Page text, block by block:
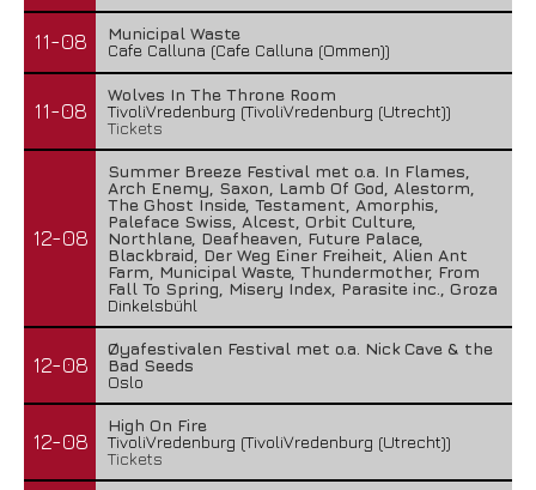
11-08
Municipal Waste
Cafe Calluna (Cafe Calluna (Ommen))
11-08
Wolves In The Throne Room
TivoliVredenburg (TivoliVredenburg (Utrecht))
Tickets
12-08
Summer Breeze Festival met o.a. In Flames,
Arch Enemy, Saxon, Lamb Of God, Alestorm,
The Ghost Inside, Testament, Amorphis,
Paleface Swiss, Alcest, Orbit Culture,
Northlane, Deafheaven, Future Palace,
Blackbraid, Der Weg Einer Freiheit, Alien Ant
Farm, Municipal Waste, Thundermother, From
Fall To Spring, Misery Index, Parasite inc., Groza
Dinkelsbühl
12-08
Øyafestivalen Festival met o.a. Nick Cave & the
Bad Seeds
Oslo
12-08
High On Fire
TivoliVredenburg (TivoliVredenburg (Utrecht))
Tickets